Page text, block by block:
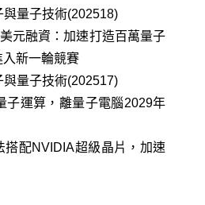
量子技術(202518)
元融資：加速打造百萬量子
新一輪競賽
量子技術(202517)
子運算，離量子電腦2029年
搭配NVIDIA超級晶片，加速